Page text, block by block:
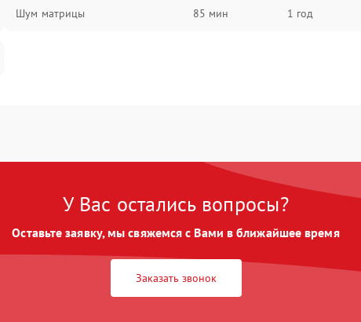
Шум матрицы 85 мин 1 год
У Вас остались вопросы?
Оставьте заявку, мы свяжемся с Вами в ближайшее время
Заказать звонок